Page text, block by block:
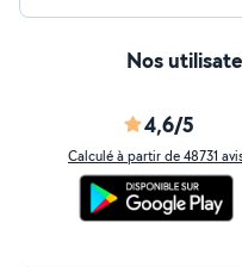
Nos
4,6/5
Calculé à partir de 48731